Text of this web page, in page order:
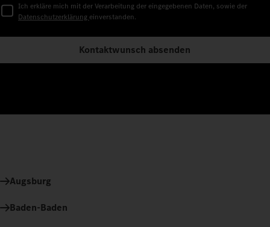
Ich erkläre mich mit der Verarbeitung der eingegebenen Daten, sowie der
Datenschutzerklärung einverstanden.
Kontaktwunsch absenden
Augsburg
Baden-Baden